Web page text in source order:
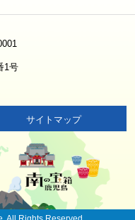
1号
サイトマップ